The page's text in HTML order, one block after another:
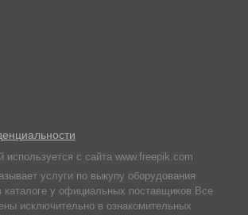
используется с сайта www.freepik.com
услуги по выкупу оборудования
каталоге у официальных поставщиков.Все
исключительно в ознакомительных